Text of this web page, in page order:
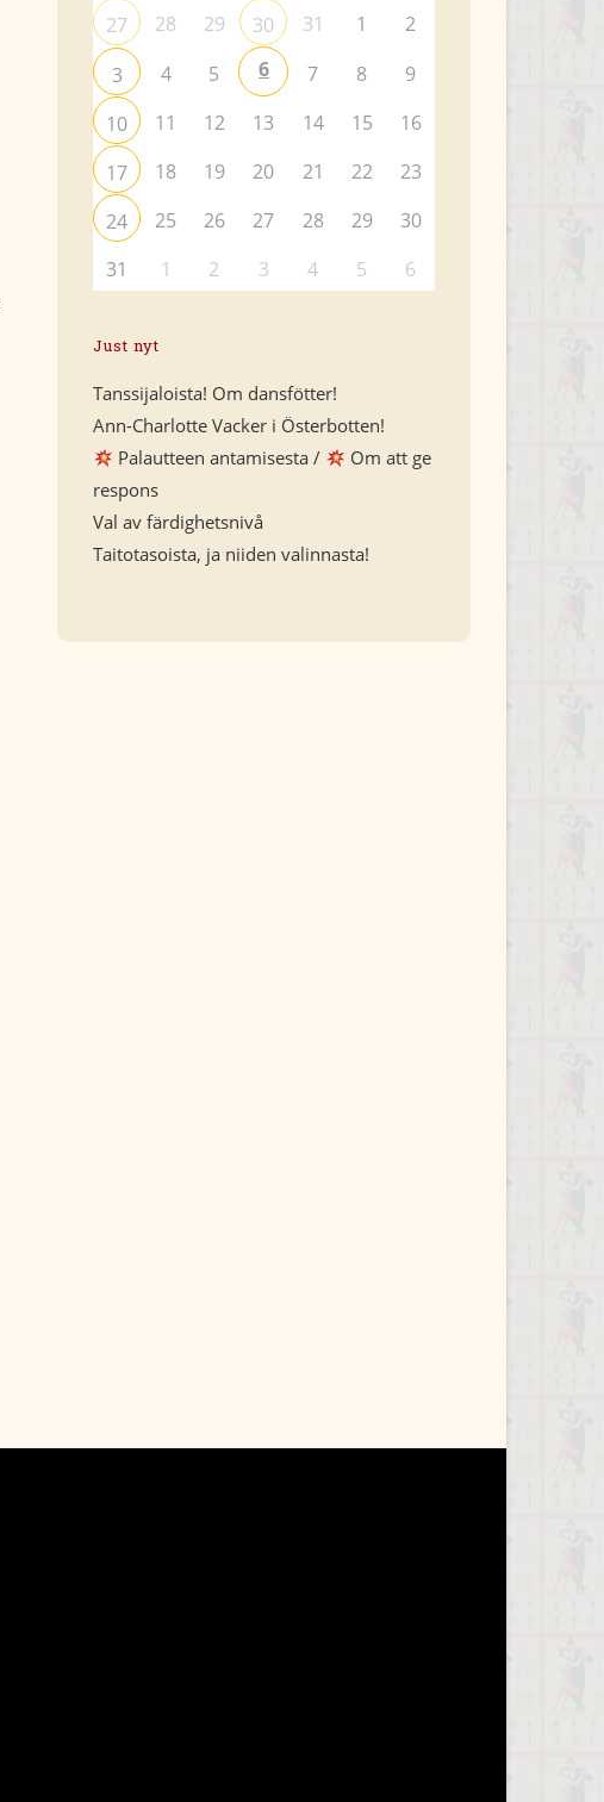
27 28 29 30 31 1
2
3
4 5 6 7 8
9
10
11 12 13 14 15
16
17
18 19 20 21 22
23
24
25 26 27 28 29
30
31
1 2 3 4 5 6
Just nyt
Tanssijaloista! Om dansfötter!
Ann-Charlotte Vacker i Österbotten!
Palautteen antamisesta /
Om att ge
respons
Val av färdighetsnivå
Taitotasoista, ja niiden valinnasta!